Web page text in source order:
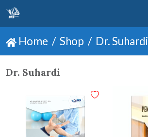
Home Shop Dr. Suhardi
Dr. Suhardi